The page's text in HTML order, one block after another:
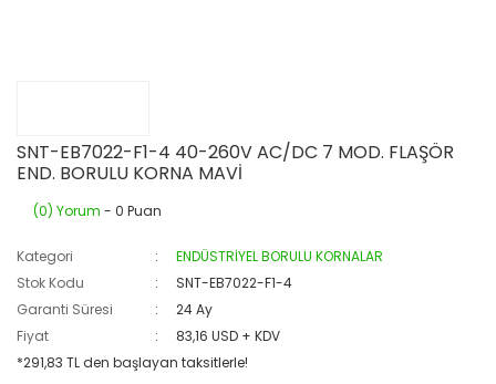
SNT-EB7022-F1-4 40-260V AC/DC 7 MOD. FLAŞÖR
END. BORULU KORNA MAVİ
(0) Yorum - 0 Puan
Kategori
ENDÜSTRİYEL BORULU KORNALAR
Stok Kodu
SNT-EB7022-F1-4
Garanti Süresi
24 Ay
Fiyat
83,16 USD + KDV
*291,83 TL den başlayan taksitlerle!